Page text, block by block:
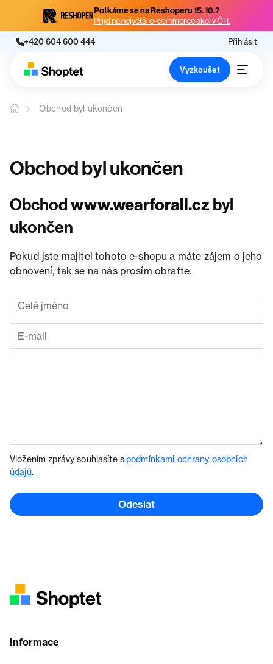
Potkáme se na Reshoperu 15. 10.?
Přijď na největší e-commerce akci v ČR.
+420 604 600 444 Přihlásit
Vyzkoušet
Obchod byl ukončen
Obchod byl ukončen
Obchodwww.wearforall.cz byl
ukončen
Pokud jste majitel tohoto e-shopu a máte zájem o jeho
obnovení, tak se na nás prosím obraťte.
Vložením zprávy souhlasíte spodmínkami ochrany osobních
údajů.
Odeslat
Informace